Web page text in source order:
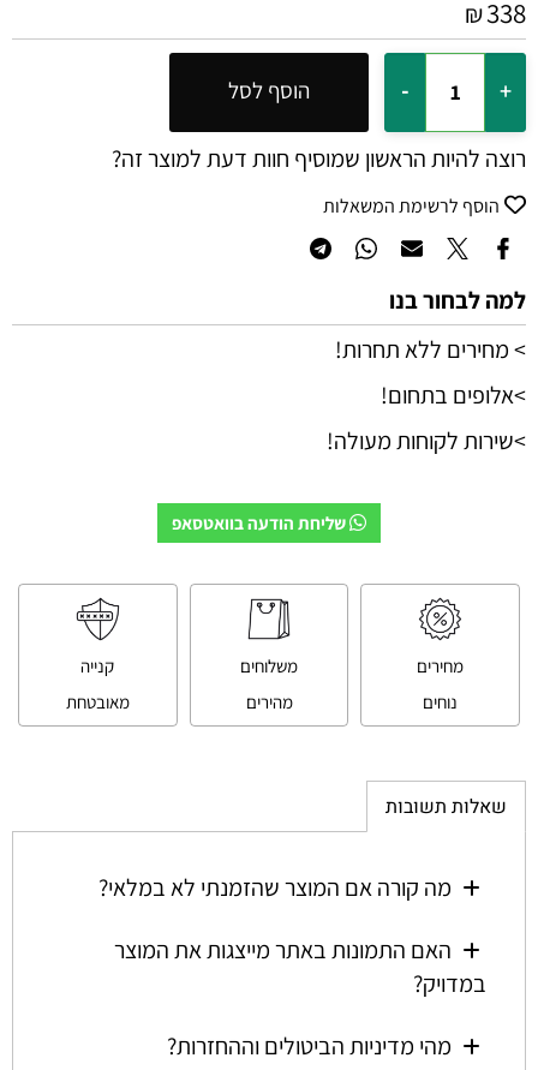
₪338
הוסף לסל
רוצה להיות הראשון שמוסיף חוות דעת למוצר זה?
הוסף לרשימת המשאלות
למה לבחור בנו
> מחירים ללא תחרות!
>אלופים בתחום!
>שירות לקוחות מעולה!
שליחת הודעה בוואטסאפ
מחירים
נוחים
משלוחים
מהירים
קנייה
מאובטחת
שאלות תשובות
מה קורה אם המוצר שהזמנתי לא במלאי?
האם התמונות באתר מייצגות את המוצר
במדויק?
מהי מדיניות הביטולים וההחזרות?